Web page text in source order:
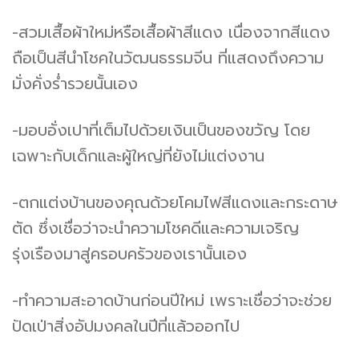
-สวมเสื้อผ้าใหม่หรือเสื้อผ้าสีแดง เนื่องจากสีแดง
ถือเป็นสีนำโชคในวัฒนธรรมจีน ที่แสดงถึงความ
มั่งคั่งร่ำรวยนั้นเอง
-มอบอั่งเปาที่เต็มไปด้วยเงินเป็นของขวัญ โดย
เฉพาะกับเด็กและผู้ใหญ่ที่ยังไม่แต่งงาน
-ตกแต่งบ้านของคุณด้วยโคมไฟสีแดงและกระดาษ
ตัด ซึ่งเชื่อว่าจะนำความโชคดีและความเจริญ
รุ่งเรืองมาสู่ครอบครัวของเรานั้นเอง
-ทำความสะอาดบ้านก่อนปีใหม่ เพราะเชื่อว่าจะช่วย
ปัดเป่าสิ่งอัปมงคลในปีที่แล้วออกไป